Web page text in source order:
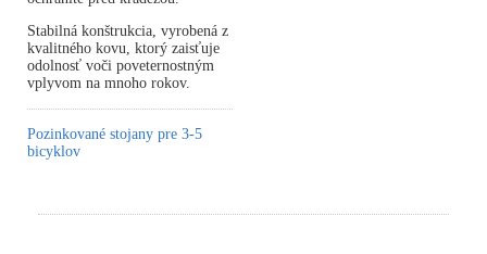
Stabilná konštrukcia, vyrobená z
kvalitného kovu, ktorý zaisťuje
odolnosť voči poveternostným
vplyvom na mnoho rokov.
Pozinkované stojany pre 3-5
bicyklov